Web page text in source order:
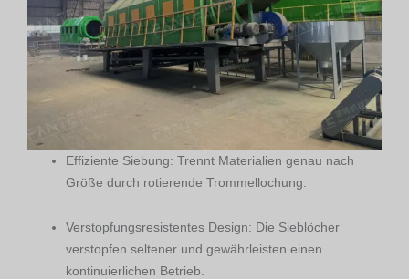
Effiziente Siebung: Trennt Materialien genau nach
Größe durch rotierende Trommellochung.
Verstopfungsresistentes Design: Die Sieblöcher
verstopfen seltener und gewährleisten einen
kontinuierlichen Betrieb.